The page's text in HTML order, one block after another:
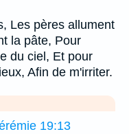
Les pères allument
la pâte, Pour
du ciel, Et pour
Afin de m'irriter.
19:13